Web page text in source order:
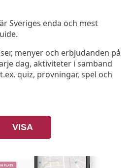
Sveriges enda och mest
menyer och erbjudanden på
dag, aktiviteter i samband
quiz, provningar, spel och
VISA